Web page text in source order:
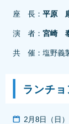
座 長： 平原
演 者： 宮崎
共 催：塩野義
ランチ
2月8日（日